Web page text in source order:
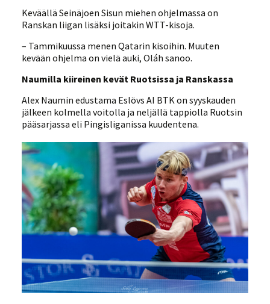
Keväällä Seinäjoen Sisun miehen ohjelmassa on
Ranskan liigan lisäksi joitakin WTT-kisoja.
– Tammikuussa menen Qatarin kisoihin. Muuten
kevään ohjelma on vielä auki, Oláh sanoo.
Naumilla kiireinen kevät Ruotsissa ja Ranskassa
Alex Naumin edustama Eslövs AI BTK on syyskauden
jälkeen kolmella voitolla ja neljällä tappiolla Ruotsin
pääsarjassa eli Pingisliganissa kuudentena.